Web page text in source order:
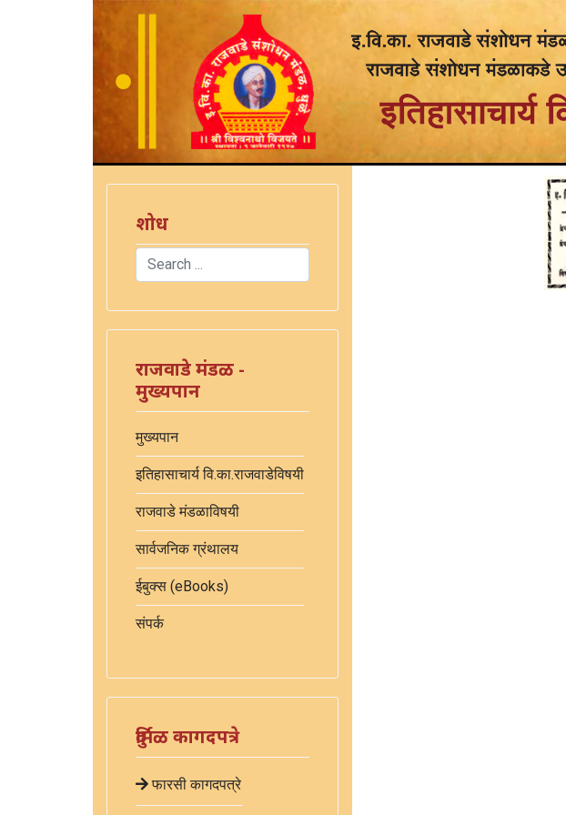
शोध
Search
राजवाडे मंडळ -
मुख्यपान
मुख्यपान
इतिहासाचार्य वि.का.राजवाडेविषयी
राजवाडे मंडळाविषयी
सार्वजनिक ग्रंथालय
ईबुक्स (eBooks)
संपर्क
दुर्मिळ कागदपत्रे
फारसी कागदपत्रे